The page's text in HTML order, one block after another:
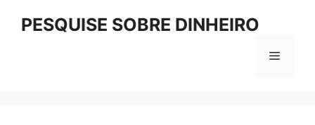
PESQUISE SOBRE DINHEIRO
Menu